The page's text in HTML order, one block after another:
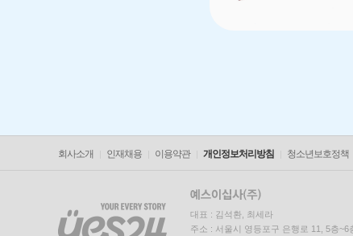
회사소개 인재채용 이용약관 개인정보처리방침 청소년보호정책
대표 : 김석환, 최세라
주소 : 서울시 영등포구 은행로 11, 5층~6